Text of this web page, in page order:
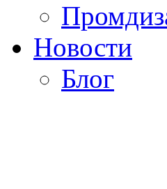
Новости
Блог